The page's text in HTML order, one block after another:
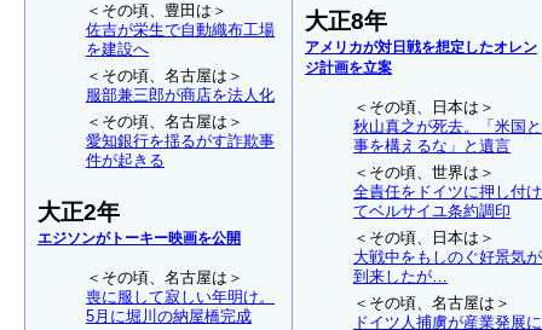
＜その頃、豊田は＞
佐吉が栄生で自動織布工場
を建設へ
＜その頃、名古屋は＞
服部兼三郎が商店を法人化
＜その頃、名古屋は＞
愛知銀行を揺るがす詐欺事
件が起きる
大正2年
エジソンがトーキー映画を公開
＜その頃、名古屋は＞
喪に服して寂しい年明け。
5月に堀川の納屋橋完成
大正8年
アメリカが対日戦を想定したオレン
ジ計画を立案
＜その頃、日本は＞
秋山真之が死去。「米国と
事を構えるな」と遺言
＜その頃、世界は＞
全責任をドイツに押し付け
てベルサイユ条約調印
＜その頃、日本は＞
大戦中をもしのぐ好景気が
到来したが…
＜その頃、名古屋は＞
ドイツ人捕虜が産業発展に